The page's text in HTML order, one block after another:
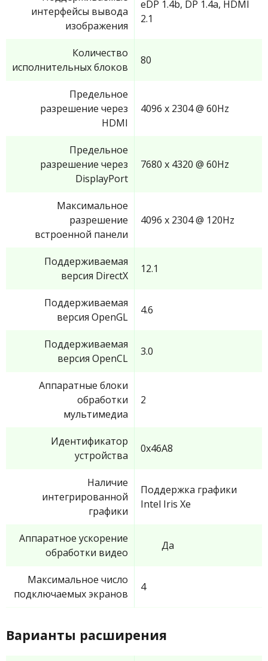
интерфейсы вывода
изображения
eDP 1.4b, DP 1.4a, HDMI
2.1
Количество
исполнительных блоков
80
Предельное
разрешение через
HDMI
4096 x 2304 @ 60Hz
Предельное
разрешение через
DisplayPort
7680 x 4320 @ 60Hz
Максимальное
разрешение
встроенной панели
4096 x 2304 @ 120Hz
Поддерживаемая
версия DirectX
12.1
Поддерживаемая
версия OpenGL
4.6
Поддерживаемая
версия OpenCL
3.0
Аппаратные блоки
обработки
мультимедиа
2
Идентификатор
устройства
0x46A8
Наличие
интегрированной
графики
Поддержка графики
Intel Iris Xe
Аппаратное ускорение
обработки видео
Да
Максимальное число
подключаемых экранов
4
Варианты расширения